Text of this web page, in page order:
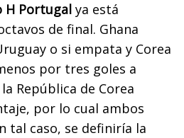
H Portugal ya está
de final. Ghana
o si empata y Corea
por tres goles a
República de Corea
por lo cual ambos
tal caso, se definiría la